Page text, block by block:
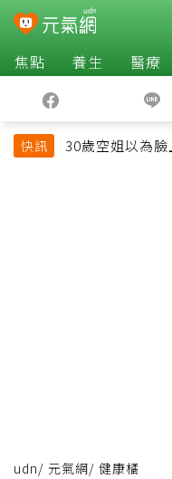
焦點 養生 醫療
快訊
30歲空姐以為
udn/ 元氣網/ 健康橘